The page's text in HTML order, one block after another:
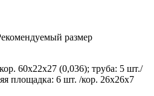
размер
60х22х27 (0,036); труба: 5 шт./
площадка: 6 шт. /кор. 26х26х7